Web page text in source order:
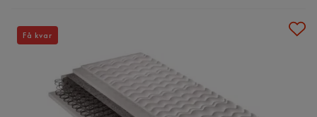
Få kvar